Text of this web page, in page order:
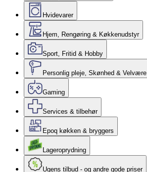
Hvidevarer
Hjem, Rengøring & Køkkenudstyr
Sport, Fritid & Hobby
Personlig pleje, Skønhed & Velvære
Gaming
Services & tilbehør
Epoq køkken & bryggers
Lageroprydning
Ugens tilbud - og andre gode priser